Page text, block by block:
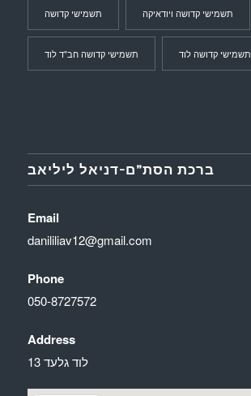
תשמישי קדושה תשמישי קדושה ויודאיקה
תשמישי קדושה חב"ד לוד תשמישי קדושה לוד
ברכת הסת”ם-דניאל ליליאב
Email
danililiav12@gmail.com
Phone
050-8727572
Address
לוד גלעד 13